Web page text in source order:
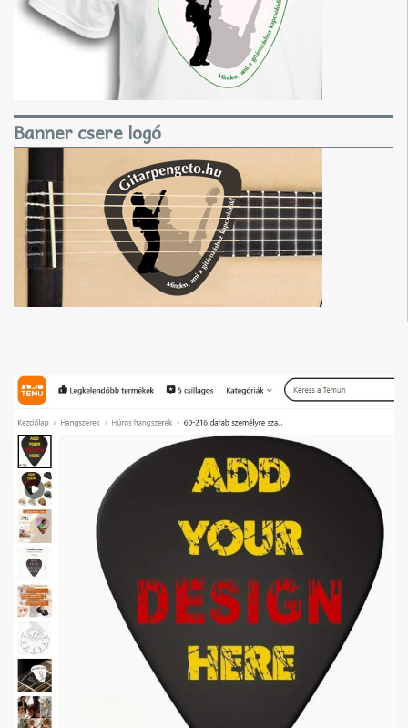
Banner csere logó